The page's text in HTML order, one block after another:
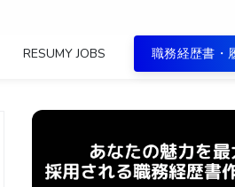
RESUMY JOBS
職務経歴書・